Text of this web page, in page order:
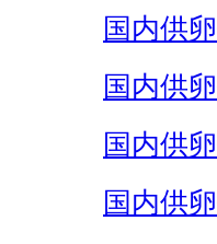
国内供
国内供
国内供
国内供